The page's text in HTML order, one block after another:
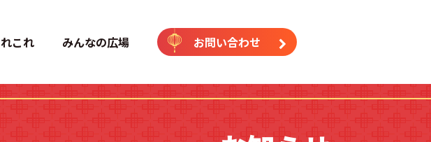
会話学院｜中国語専門塾（横浜校・藤沢
これ みんなの広場 お問い合わせ